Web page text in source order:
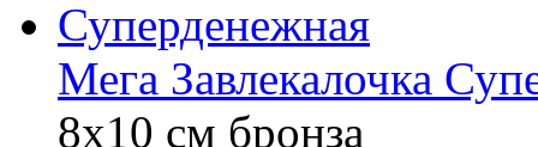
Мега Завлекалочка
8х10 см бронза